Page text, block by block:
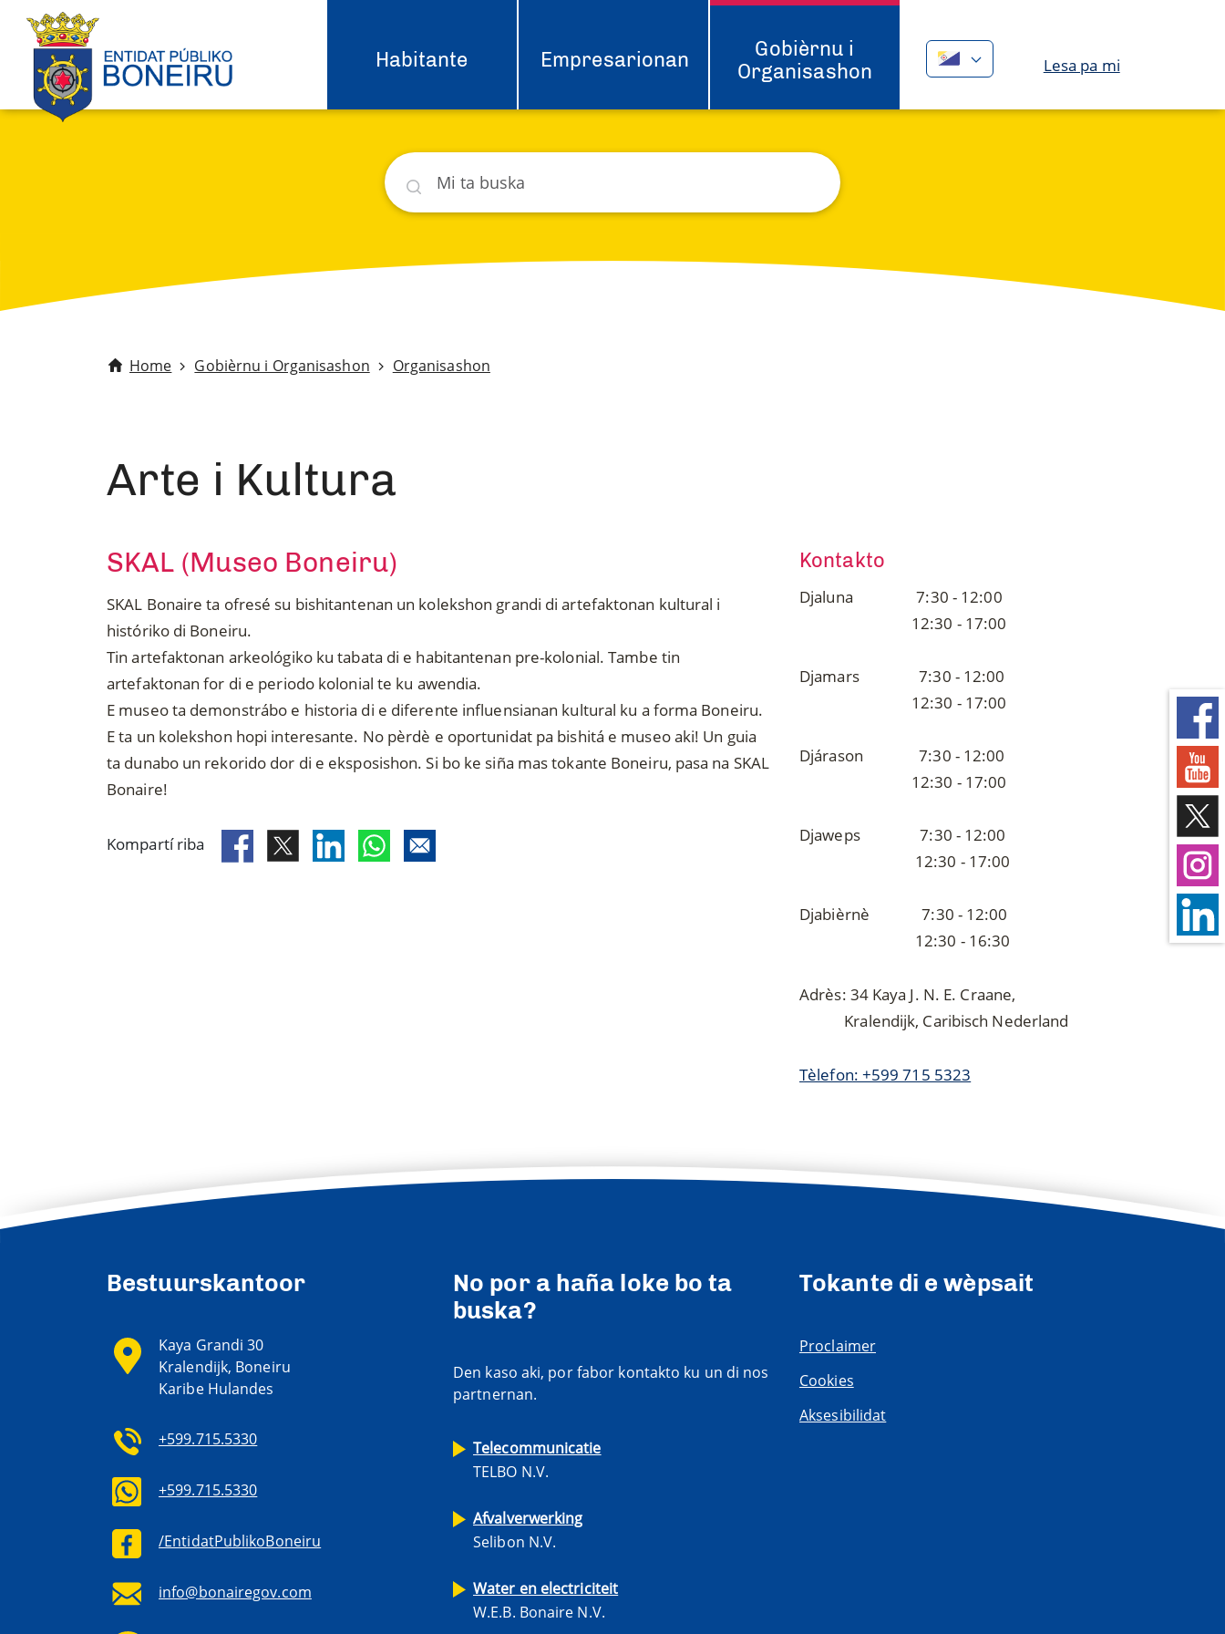
Habitante Empresarionan
Gobièrnu i
Organisashon
Chat
Lesa pa mi
Buska
Home Gobièrnu i Organisashon Organisashon
Arte i Kultura
SKAL (Museo Boneiru)
SKAL Bonaire ta ofresé su bishitantenan un kolekshon grandi di artefaktonan kultural i
históriko di Boneiru.
Tin artefaktonan arkeológiko ku tabata di e habitantenan pre-kolonial. Tambe tin
artefaktonan for di e periodo kolonial te ku awendia.
E museo ta demonstrábo e historia di e diferente influensianan kultural ku a forma Boneiru.
E ta un kolekshon hopi interesante. No pèrdè e oportunidat pa bishitá e museo aki! Un guia
ta dunabo un rekorido dor di e eksposishon. Si bo ke siña mas tokante Boneiru, pasa na SKAL
Bonaire!
Kompartí riba
Kontakto
Djaluna 7:30 - 12:00
12:30 - 17:00
Djamars 7:30 - 12:00
12:30 - 17:00
Djárason 7:30 - 12:00
12:30 - 17:00
Djaweps 7:30 - 12:00
12:30 - 17:00
Djabièrnè 7:30 - 12:00
12:30 - 16:30
Adrès: 34 Kaya J. N. E. Craane,
Kralendijk, Caribisch Nederland
Tèlefon: +599 715 5323
Bestuurskantoor
Kaya Grandi 30
Kralendijk, Boneiru
Karibe Hulandes
+599.715.5330
+599.715.5330
/EntidatPublikoBoneiru
info@bonairegov.com
No por a haña loke bo ta
buska?
Den kaso aki, por fabor kontakto ku un di nos
partnernan.
Telecommunicatie
TELBO N.V.
Afvalverwerking
Selibon N.V.
Water en electriciteit
W.E.B. Bonaire N.V.
Tokante di e wèpsait
Proclaimer
Cookies
Aksesibilidat